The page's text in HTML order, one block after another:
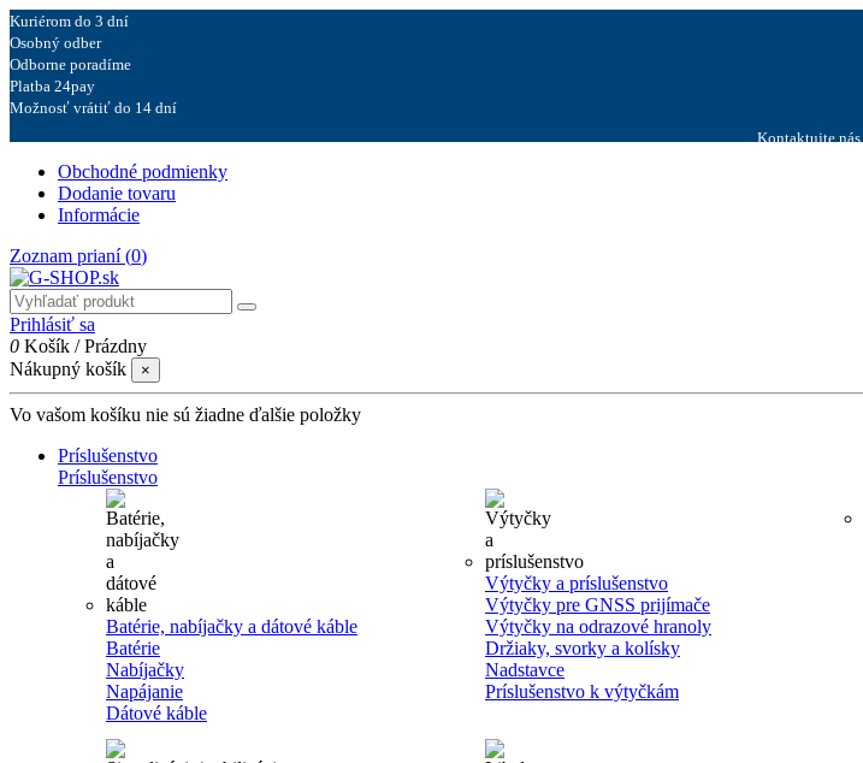
Kuriérom do 3 dní
Osobný odber
Odborne poradíme
Platba 24pay
Možnosť vrátiť do 14 dní
Kontaktujte nás
Obchodné podmienky
Dodanie tovaru
Informácie
Zoznam prianí (0)
Prihlásiť sa
0 Košík /Prázdny
Nákupný košík
×
Vo vašom košíku nie sú žiadne ďalšie položky
Príslušenstvo
Príslušenstvo
Batérie, nabíjačky a dátové káble
Batérie
Nabíjačky
Napájanie
Dátové káble
Výtyčky a príslušenstvo
Výtyčky pre GNSS prijímače
Výtyčky na odrazové hranoly
Držiaky, svorky a kolísky
Nadstavce
Príslušenstvo k výtyčkám